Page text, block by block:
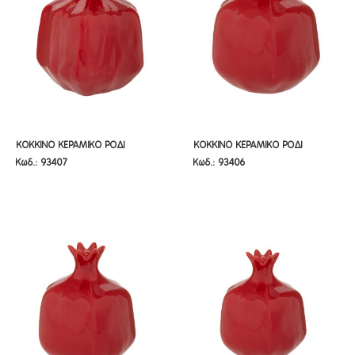
ΚΟΚΚΙΝΟ ΚΕΡΑΜΙΚΟ ΡΟΔΙ
22Χ21Χ25ΕΚ
ΚΟΚΚΙΝΟ ΚΕΡΑΜΙΚΟ ΡΟΔΙ
22Χ21Χ25ΕΚ
Κωδ.: 93407
ΚΟΚΚΙΝΟ ΚΕΡΑΜΙΚΟ ΡΟΔΙ
17Χ17Χ20ΕΚ
ΚΟΚΚΙΝΟ ΚΕΡΑΜΙΚΟ ΡΟΔΙ
17Χ17Χ20ΕΚ
Κωδ.: 93406